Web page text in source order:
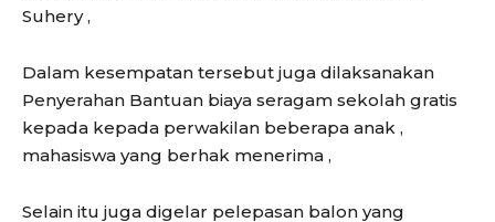
Suhery ,
Dalam kesempatan tersebut juga dilaksanakan
Penyerahan Bantuan biaya seragam sekolah gratis
kepada kepada perwakilan beberapa anak ,
mahasiswa yang berhak menerima ,
Selain itu juga digelar pelepasan balon yang